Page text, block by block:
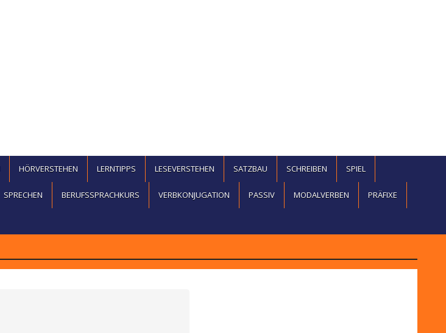
HÖRVERSTEHEN LERNTIPPS LESEVERSTEHEN SATZBAU SCHREIBEN SPIEL
SPRECHEN BERUFSSPRACHKURS VERBKONJUGATION PASSIV MODALVERBEN PRÄFIXE